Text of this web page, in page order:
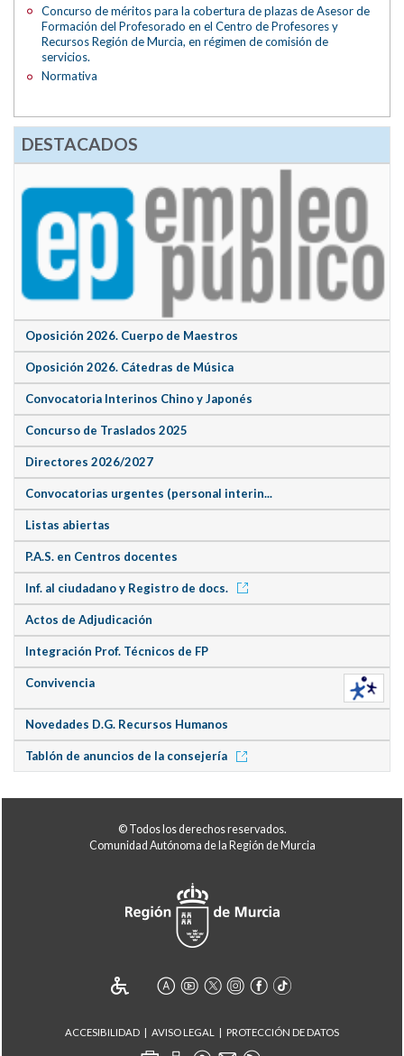
Concurso de méritos para la cobertura de plazas de Asesor de
Formación del Profesorado en el Centro de Profesores y
Recursos Región de Murcia, en régimen de comisión de
servicios.
Normativa
DESTACADOS
Oposición 2026. Cuerpo de Maestros
Oposición 2026. Cátedras de Música
Convocatoria Interinos Chino y Japonés
Concurso de Traslados 2025
Directores 2026/2027
Convocatorias urgentes (personal interin...
Listas abiertas
P.A.S. en Centros docentes
Inf. al ciudadano y Registro de docs.
Actos de Adjudicación
Integración Prof. Técnicos de FP
Convivencia
Novedades D.G. Recursos Humanos
Tablón de anuncios de la consejería
© Todos los derechos reservados.
Comunidad Autónoma de la Región de Murcia
ACCESIBILIDAD AVISO LEGAL PROTECCIÓN DE DATOS